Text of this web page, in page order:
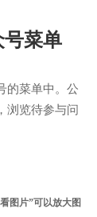
号菜单
的菜单中。公
浏览待参与问
图片”可以放大图